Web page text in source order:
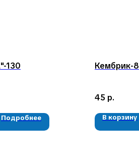
130
Подробнее
Кембрик-8
45 р.
В корзину